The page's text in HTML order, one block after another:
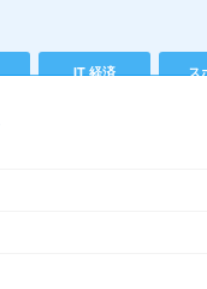
IT 経済 ス